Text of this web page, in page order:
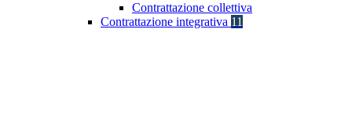
Contrattazione collettiva
Contrattazione integrativa 11